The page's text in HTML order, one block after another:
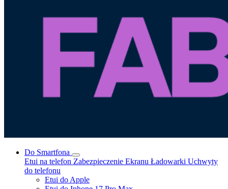
Do Smartfona
Etui na telefon Zabezpieczenie Ekranu Ładowarki Uchwyty
do telefonu
Etui do Apple